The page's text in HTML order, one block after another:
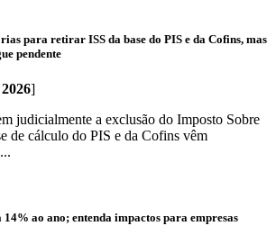
para retirar ISS da base do PIS e da Cofins, mas
pendente
]
judicialmente a exclusão do Imposto Sobre
de cálculo do PIS e da Cofins vêm
ao ano; entenda impactos para empresas